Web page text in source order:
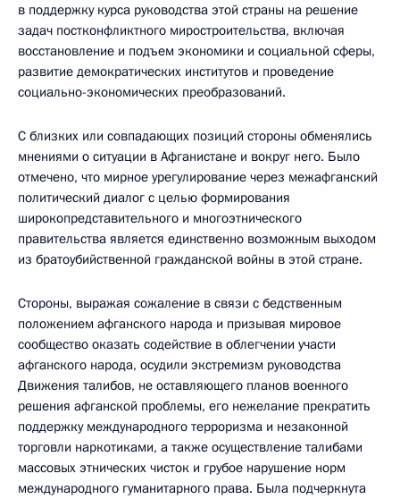
в поддержку курса руководства этой страны на решение
задач постконфликтного миростроительства, включая
восстановление и подъем экономики и социальной сферы,
развитие демократических институтов и проведение
социально-экономических преобразований.
С близких или совпадающих позиций стороны обменялись
мнениями о ситуации в Афганистане и вокруг него. Было
отмечено, что мирное урегулирование через межафганский
политический диалог с целью формирования
широкопредставительного и многоэтнического
правительства является единственно возможным выходом
из братоубийственной гражданской войны в этой стране.
Стороны, выражая сожаление в связи с бедственным
положением афганского народа и призывая мировое
сообщество оказать содействие в облегчении участи
афганского народа, осудили экстремизм руководства
Движения талибов, не оставляющего планов военного
решения афганской проблемы, его нежелание прекратить
поддержку международного терроризма и незаконной
торговли наркотиками, а также осуществление талибами
массовых этнических чисток и грубое нарушение норм
международного гуманитарного права. Была подчеркнута